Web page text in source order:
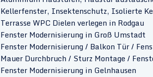
Kellerfenster, Insektenschutz, Isolierte
Terrasse WPC Dielen verlegen in Rodgau
Fenster Modernisierung in Groß Umstadt
Fenster Modernisierung / Balkon Tür /
Mauer Durchbruch / Sturz Montage /
Fenster Modernisierung in Gelnhausen